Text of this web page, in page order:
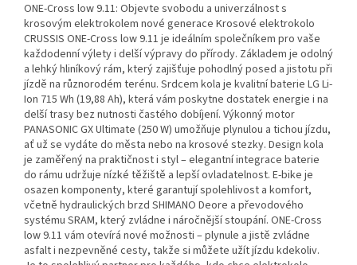
ONE-Cross low 9.11: Objevte svobodu a univerzálnost s
krosovým elektrokolem nové generace Krosové elektrokolo
CRUSSIS ONE-Cross low 9.11 je ideálním společníkem pro vaše
každodenní výlety i delší výpravy do přírody. Základem je odolný
a lehký hliníkový rám, který zajišťuje pohodlný posed a jistotu při
jízdě na různorodém terénu. Srdcem kola je kvalitní baterie LG Li-
Ion 715 Wh (19,88 Ah), která vám poskytne dostatek energie i na
delší trasy bez nutnosti častého dobíjení. Výkonný motor
PANASONIC GX Ultimate (250 W) umožňuje plynulou a tichou jízdu,
ať už se vydáte do města nebo na krosové stezky. Design kola
je zaměřený na praktičnost i styl – elegantní integrace baterie
do rámu udržuje nízké těžiště a lepší ovladatelnost. E-bike je
osazen komponenty, které garantují spolehlivost a komfort,
včetně hydraulických brzd SHIMANO Deore a převodového
systému SRAM, který zvládne i náročnější stoupání. ONE-Cross
low 9.11 vám otevírá nové možnosti – plynule a jistě zvládne
asfalt i nezpevněné cesty, takže si můžete užít jízdu kdekoliv.